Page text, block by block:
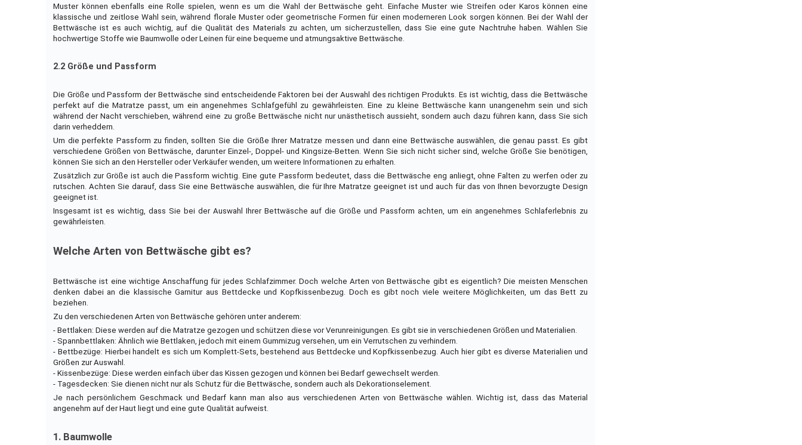
Muster können ebenfalls eine Rolle spielen, wenn es um die Wahl der Bettwäsche geht. Einfache Muster wie Streifen oder Karos können eine
klassische und zeitlose Wahl sein, während florale Muster oder geometrische Formen für einen moderneren Look sorgen können. Bei der Wahl der
Bettwäsche ist es auch wichtig, auf die Qualität des Materials zu achten, um sicherzustellen, dass Sie eine gute Nachtruhe haben. Wählen Sie
hochwertige Stoffe wie Baumwolle oder Leinen für eine bequeme und atmungsaktive Bettwäsche.
2.2 Größe und Passform
Die Größe und Passform der Bettwäsche sind entscheidende Faktoren bei der Auswahl des richtigen Produkts. Es ist wichtig, dass die Bettwäsche
perfekt auf die Matratze passt, um ein angenehmes Schlafgefühl zu gewährleisten. Eine zu kleine Bettwäsche kann unangenehm sein und sich
während der Nacht verschieben, während eine zu große Bettwäsche nicht nur unästhetisch aussieht, sondern auch dazu führen kann, dass Sie sich
darin verheddern.
Um die perfekte Passform zu finden, sollten Sie die Größe Ihrer Matratze messen und dann eine Bettwäsche auswählen, die genau passt. Es gibt
verschiedene Größen von Bettwäsche, darunter Einzel-, Doppel- und Kingsize-Betten. Wenn Sie sich nicht sicher sind, welche Größe Sie benötigen,
können Sie sich an den Hersteller oder Verkäufer wenden, um weitere Informationen zu erhalten.
Zusätzlich zur Größe ist auch die Passform wichtig. Eine gute Passform bedeutet, dass die Bettwäsche eng anliegt, ohne Falten zu werfen oder zu
rutschen. Achten Sie darauf, dass Sie eine Bettwäsche auswählen, die für Ihre Matratze geeignet ist und auch für das von Ihnen bevorzugte Design
geeignet ist.
Insgesamt ist es wichtig, dass Sie bei der Auswahl Ihrer Bettwäsche auf die Größe und Passform achten, um ein angenehmes Schlaferlebnis zu
gewährleisten.
Welche Arten von Bettwäsche gibt es?
Bettwäsche ist eine wichtige Anschaffung für jedes Schlafzimmer. Doch welche Arten von Bettwäsche gibt es eigentlich? Die meisten Menschen
denken dabei an die klassische Garnitur aus Bettdecke und Kopfkissenbezug. Doch es gibt noch viele weitere Möglichkeiten, um das Bett zu
beziehen.
Zu den verschiedenen Arten von Bettwäsche gehören unter anderem:
- Bettlaken: Diese werden auf die Matratze gezogen und schützen diese vor Verunreinigungen. Es gibt sie in verschiedenen Größen und Materialien.
- Spannbettlaken: Ähnlich wie Bettlaken, jedoch mit einem Gummizug versehen, um ein Verrutschen zu verhindern.
- Bettbezüge: Hierbei handelt es sich um Komplett-Sets, bestehend aus Bettdecke und Kopfkissenbezug. Auch hier gibt es diverse Materialien und
Größen zur Auswahl.
- Kissenbezüge: Diese werden einfach über das Kissen gezogen und können bei Bedarf gewechselt werden.
- Tagesdecken: Sie dienen nicht nur als Schutz für die Bettwäsche, sondern auch als Dekorationselement.
Je nach persönlichem Geschmack und Bedarf kann man also aus verschiedenen Arten von Bettwäsche wählen. Wichtig ist, dass das Material
angenehm auf der Haut liegt und eine gute Qualität aufweist.
1. Baumwolle